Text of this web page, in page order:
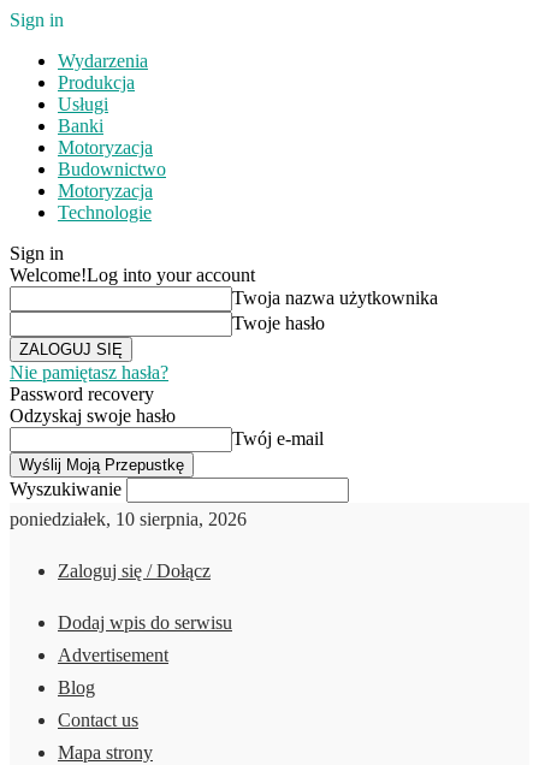
Sign in
Wydarzenia
Produkcja
Usługi
Banki
Motoryzacja
Budownictwo
Motoryzacja
Technologie
Sign in
Welcome!Log into your account
Twoja nazwa użytkownika
Twoje hasło
Nie pamiętasz hasła?
Password recovery
Odzyskaj swoje hasło
Twój e-mail
Wyszukiwanie
poniedziałek, 10 sierpnia, 2026
Zaloguj się / Dołącz
Dodaj wpis do serwisu
Advertisement
Blog
Contact us
Mapa strony